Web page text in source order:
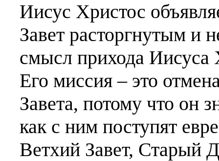
Иисус Христос
Завет расторгнутым и
смысл прихода Иисуса
Его миссия – это
Завета, потому что он
как с ним поступят
Ветхий Завет, Старый